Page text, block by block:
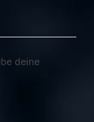
deine